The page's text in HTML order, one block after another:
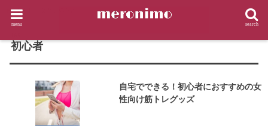
search
menu
HOME
初心者
自宅でできる！初心者におすすめの女
性向け筋トレグッズ